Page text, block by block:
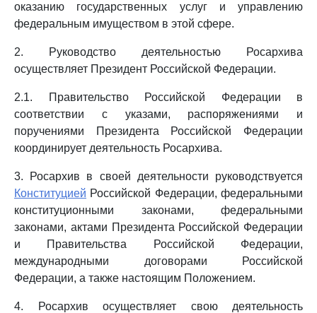
оказанию государственных услуг и управлению
федеральным имуществом в этой сфере.
2. Руководство деятельностью Росархива
осуществляет Президент Российской Федерации.
2.1. Правительство Российской Федерации в
соответствии с указами, распоряжениями и
поручениями Президента Российской Федерации
координирует деятельность Росархива.
3. Росархив в своей деятельности руководствуется
Конституцией Российской Федерации, федеральными
конституционными законами, федеральными
законами, актами Президента Российской Федерации
и Правительства Российской Федерации,
международными договорами Российской
Федерации, а также настоящим Положением.
4. Росархив осуществляет свою деятельность